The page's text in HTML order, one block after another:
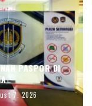
PASPOR DI
7, 2026